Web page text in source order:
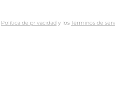
Política de privacidad y los Términos de